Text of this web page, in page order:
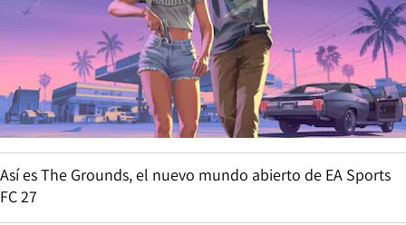
Así es The Grounds, el nuevo mundo abierto de EA Sports
FC 27